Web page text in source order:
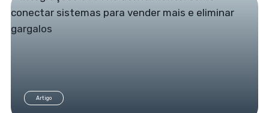
Artigo